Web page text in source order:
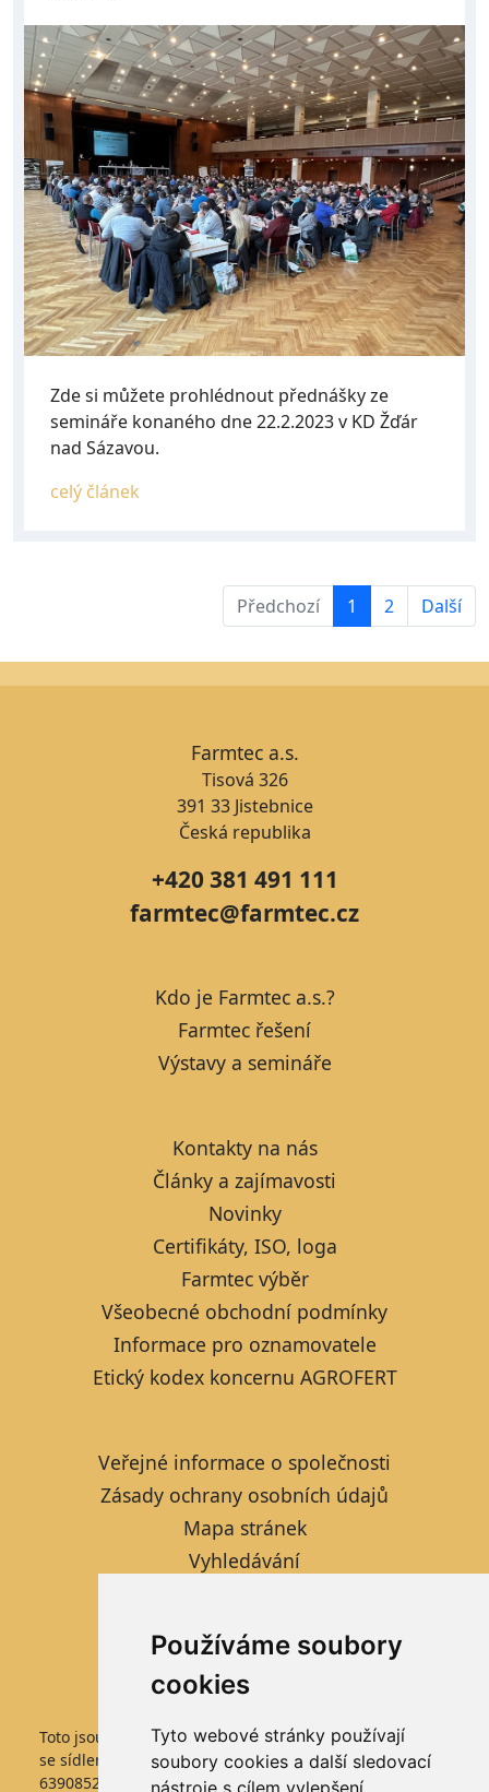
Používáme soubory
cookies
Tyto webové stránky používají
soubory cookies a další sledovací
nástroje s cílem vylepšení
Zde si můžete prohlédnout přednášky ze
semináře konaného dne 22.2.2023 v KD Žďár
nad Sázavou.
celý článek
Předchozí 1 2 Další
Farmtec a.s.
Tisová 326
391 33 Jistebnice
Česká republika
+420 381 491 111
farmtec@farmtec.cz
Kdo je Farmtec a.s.?
Farmtec řešení
Výstavy a semináře
Kontakty na nás
Články a zajímavosti
Novinky
Certifikáty, ISO, loga
Farmtec výběr
Všeobecné obchodní podmínky
Informace pro oznamovatele
Etický kodex koncernu AGROFERT
Veřejné informace o společnosti
Zásady ochrany osobních údajů
Mapa stránek
Vyhledávání
Nastavení cookies
Toto jsou internetové stránky společnosti FARMTEC a.s.,
se sídlem Jistebnice, Tisová 326, PSČ 391 33, IČO
63908522, zapsané v obchodním rejstříku vedeném